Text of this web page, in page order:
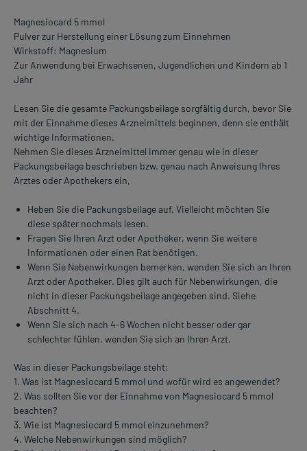
Magnesiocard 5 mmol
Pulver zur Herstellung einer Lösung zum Einnehmen
Wirkstoff: Magnesium
Zur Anwendung bei Erwachsenen, Jugendlichen und Kindern ab 1
Jahr
Lesen Sie die gesamte Packungsbeilage sorgfältig durch, bevor Sie
mit der Einnahme dieses Arzneimittels beginnen, denn sie enthält
wichtige Informationen.
Nehmen Sie dieses Arzneimittel immer genau wie in dieser
Packungsbeilage beschrieben bzw. genau nach Anweisung Ihres
Arztes oder Apothekers ein,
Heben Sie die Packungsbeilage auf. Vielleicht möchten Sie
diese später nochmals lesen.
Fragen Sie Ihren Arzt oder Apotheker, wenn Sie weitere
Informationen oder einen Rat benötigen.
Wenn Sie Nebenwirkungen bemerken, wenden Sie sich an Ihren
Arzt oder Apotheker. Dies gilt auch für Nebenwirkungen, die
nicht in dieser Packungsbeilage angegeben sind. Siehe
Abschnitt 4.
Wenn Sie sich nach 4-6 Wochen nicht besser oder gar
schlechter fühlen, wenden Sie sich an Ihren Arzt.
Was in dieser Packungsbeilage steht:
1. Was ist Magnesiocard 5 mmol und wofür wird es angewendet?
2. Was sollten Sie vor der Einnahme von Magnesiocard 5 mmol
beachten?
3. Wie ist Magnesiocard 5 mmol einzunehmen?
4. Welche Nebenwirkungen sind möglich?